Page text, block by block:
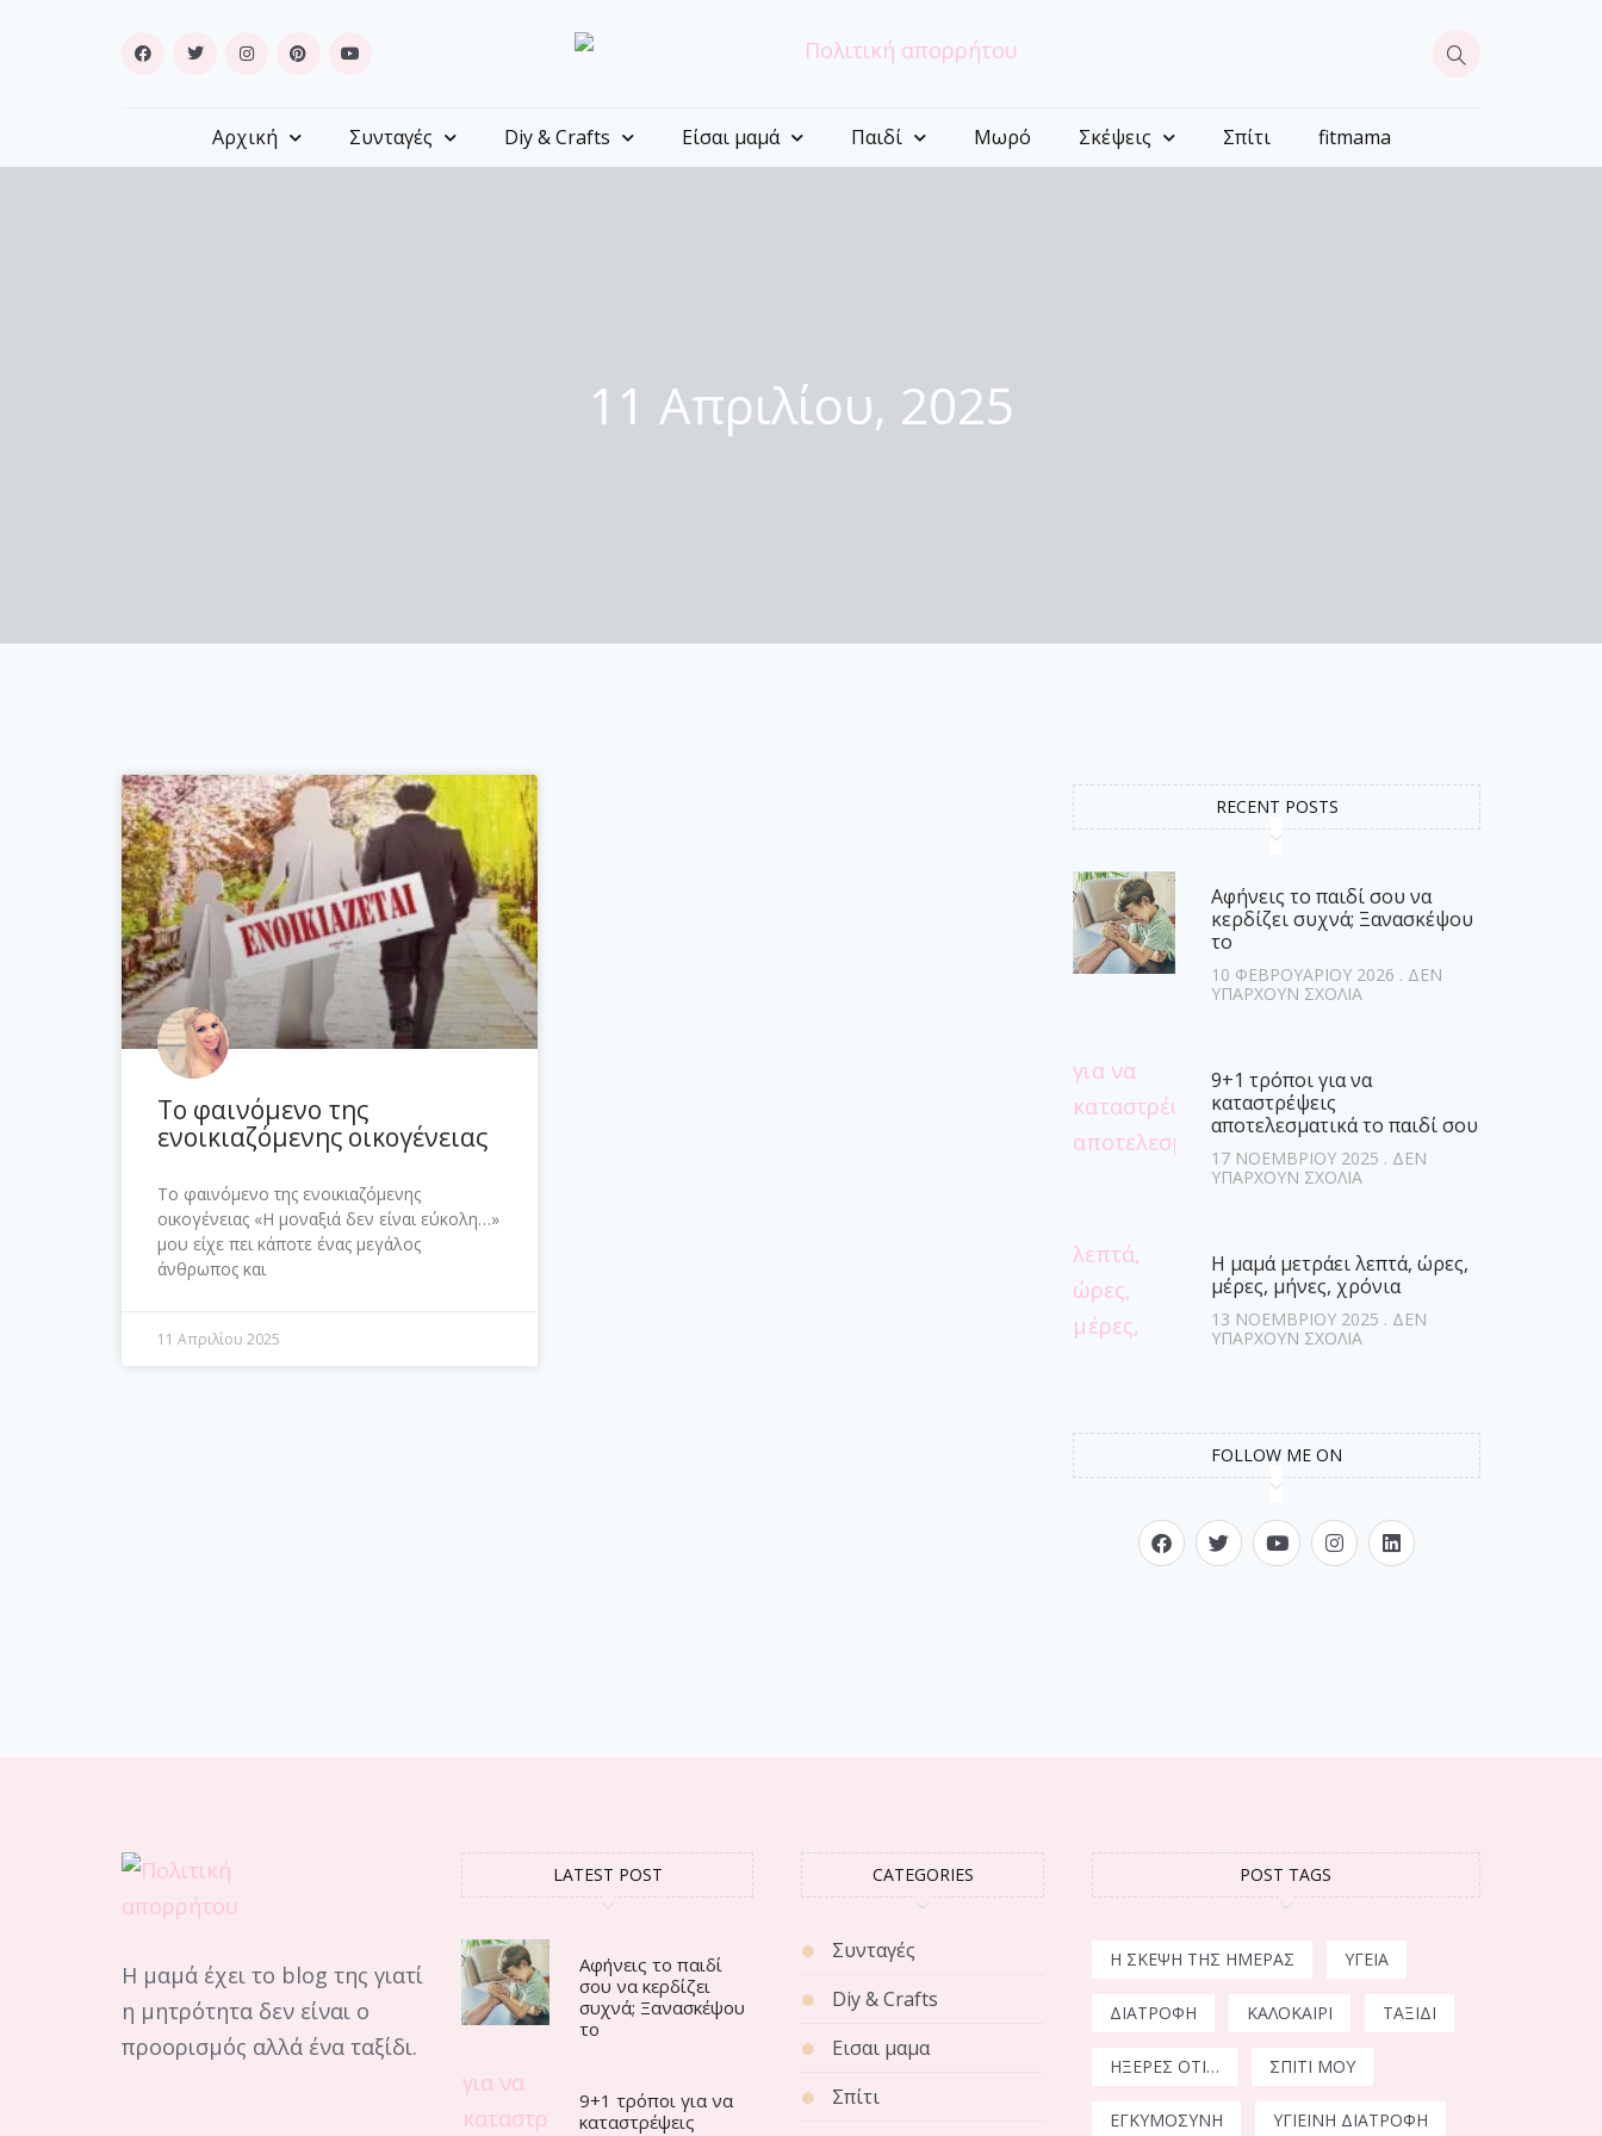
Αρχική Συνταγές Diy & Crafts Είσαι μαμά Παιδί Μωρό Σκέψεις Σπίτι fitmama
11 Απριλίου, 2025
Το φαινόμενο της
ενοικιαζόμενης οικογένειας
Το φαινόμενο της ενοικιαζόμενης
οικογένειας «Η μοναξιά δεν είναι εύκολη…»
μου είχε πει κάποτε ένας μεγάλος
άνθρωπος και
11 Απριλίου 2025
RECENT POSTS
Αφήνεις το παιδί σου να
κερδίζει συχνά; Ξανασκέψου
το
10 ΦΕΒΡΟΥΑΡΊΟΥ 2026
ΔΕΝ
ΥΠΆΡΧΟΥΝ ΣΧΌΛΙΑ
9+1 τρόποι για να
καταστρέψεις
αποτελεσματικά το παιδί σου
17 ΝΟΕΜΒΡΊΟΥ 2025
ΔΕΝ
ΥΠΆΡΧΟΥΝ ΣΧΌΛΙΑ
Η μαμά μετράει λεπτά, ώρες,
μέρες, μήνες, χρόνια
13 ΝΟΕΜΒΡΊΟΥ 2025
ΔΕΝ
ΥΠΆΡΧΟΥΝ ΣΧΌΛΙΑ
FOLLOW ME ON
Η μαμά έχει το blog της γιατί
η μητρότητα δεν είναι ο
προορισμός αλλά ένα ταξίδι.
LATEST POST
Αφήνεις το παιδί
σου να κερδίζει
συχνά; Ξανασκέψου
το
9+1 τρόποι για να
καταστρέψεις
CATEGORIES
Συνταγές
Diy & Crafts
Εισαι μαμα
Σπίτι
POST TAGS
Η ΣΚΈΨΗ ΤΗΣ ΗΜΈΡΑΣ ΥΓΕΊΑ
ΔΙΑΤΡΟΦΉ ΚΑΛΟΚΑΊΡΙ ΤΑΞΊΔΙ
ΉΞΕΡΕΣ ΌΤΙ… ΣΠΊΤΙ ΜΟΥ
ΕΓΚΥΜΟΣΎΝΗ ΥΓΙΕΙΝΉ ΔΙΑΤΡΟΦΉ